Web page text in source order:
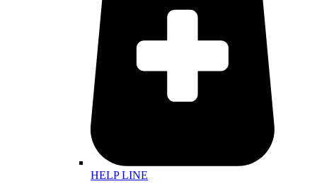
HELP LINE